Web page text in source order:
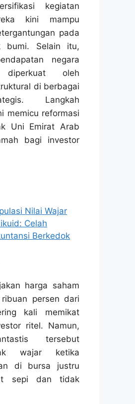
kegiatan
kini mampu
pada
bumi. Selain itu,
negara
oleh
di berbagai
Langkah
memicu reformasi
Uni Emirat Arab
bagi investor
Nilai Wajar
Celah
Berkedok
harga saham
persen dari
kali memikat
ritel. Namun,
tersebut
wajar ketika
di bursa justru
sepi dan tidak